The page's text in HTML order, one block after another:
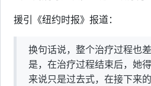
援引《纽约时报》报道：
换句话说，整个治疗过程也
是，在治疗过程结束后，她
来说只是过去式，在接下来